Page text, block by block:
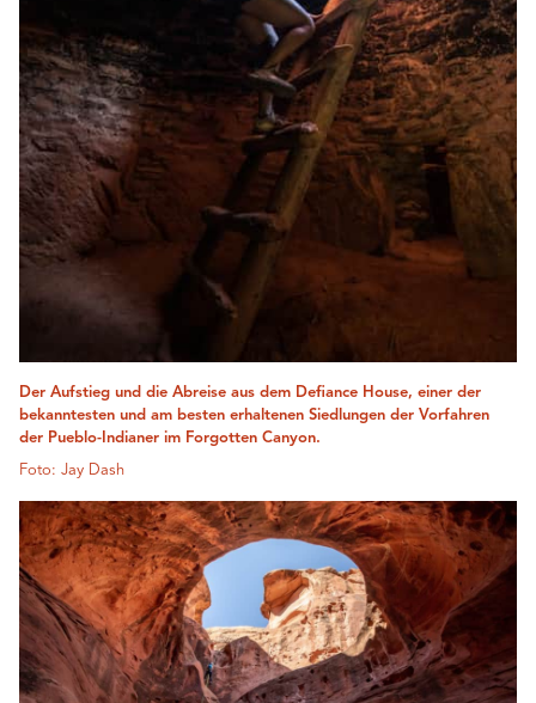
Der Aufstieg und die Abreise aus dem Defiance House, einer der
bekanntesten und am besten erhaltenen Siedlungen der Vorfahren
der Pueblo-Indianer im Forgotten Canyon.
Foto: Jay Dash